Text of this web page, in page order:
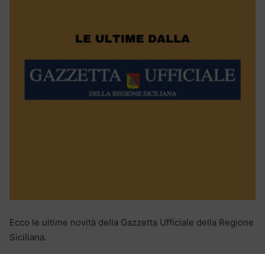
Ecco le ultime novità della Gazzetta Ufficiale della Regione
Siciliana.